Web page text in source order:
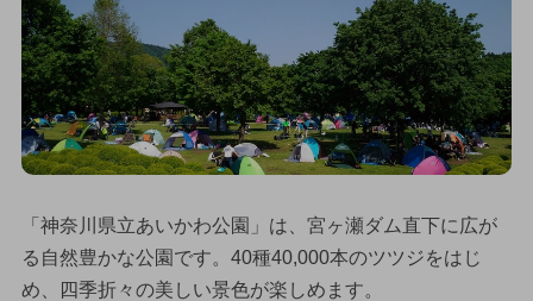
「神奈川県立あいかわ公園」は、宮ヶ瀬ダム直下に広が
る自然豊かな公園です。40種40,000本のツツジをはじ
め、四季折々の美しい景色が楽しめます。